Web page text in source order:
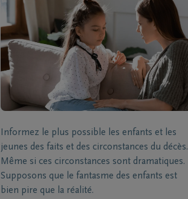
Informez le plus possible les enfants et les
jeunes des faits et des circonstances du décès.
Même si ces circonstances sont dramatiques.
Supposons que le fantasme des enfants est
bien pire que la réalité.